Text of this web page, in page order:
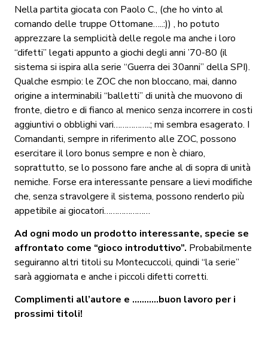
Nella partita giocata con Paolo C., (che ho vinto al
comando delle truppe Ottomane…..:)) , ho potuto
apprezzare la semplicità delle regole ma anche i loro
“difetti” legati appunto a giochi degli anni ’70-80 (il
sistema si ispira alla serie “Guerra dei 30anni” della SPI).
Qualche esmpio: le ZOC che non bloccano, mai, danno
origine a interminabili “balletti” di unità che muovono di
fronte, dietro e di fianco al menico senza incorrere in costi
aggiuntivi o obblighi vari……………..; mi sembra esagerato. I
Comandanti, sempre in riferimento alle ZOC, possono
esercitare il loro bonus sempre e non è chiaro,
soprattutto, se lo possono fare anche al di sopra di unità
nemiche. Forse era interessante pensare a lievi modifiche
che, senza stravolgere il sistema, possono renderlo più
appetibile ai giocatori…………………
Ad ogni modo un prodotto interessante, specie se
affrontato come “gioco introduttivo”. Probabilmente
seguiranno altri titoli su Montecuccoli, quindi “la serie”
sarà aggiornata e anche i piccoli difetti corretti.
Complimenti all’autore e ………..buon lavoro per i
prossimi titoli!